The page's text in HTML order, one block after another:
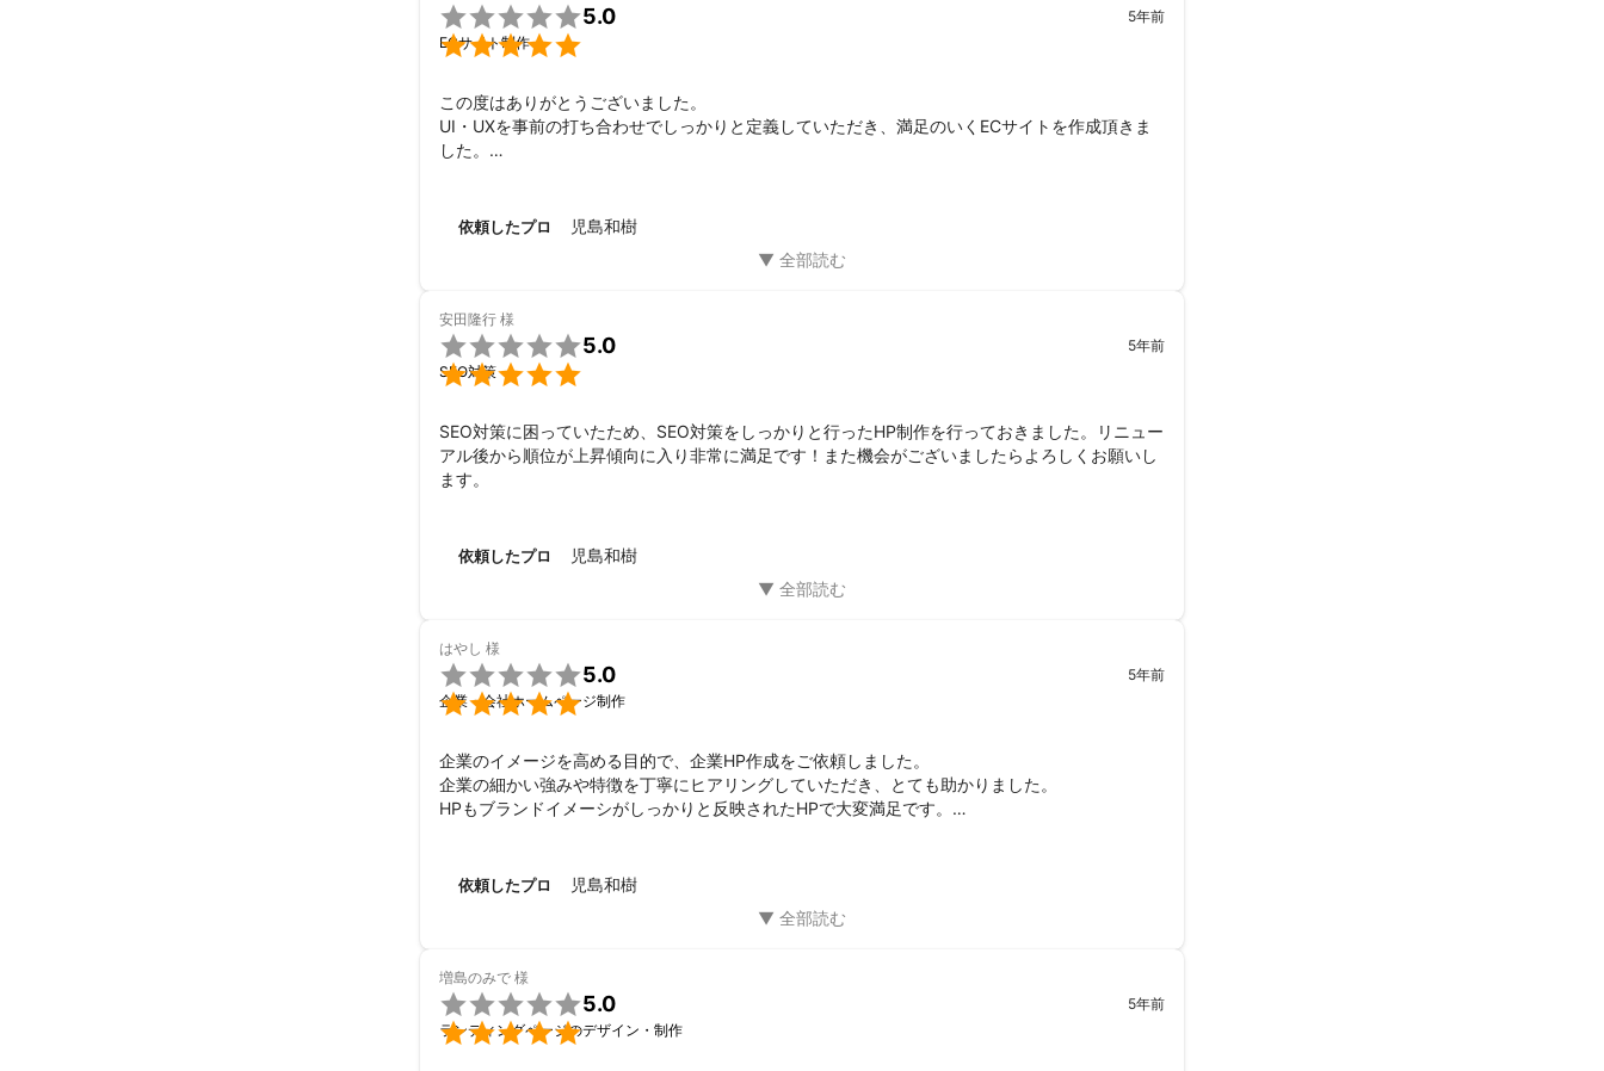
仮にSEOでの成果が出て、広告運用なども行っていきたいとなった場合、広告運用なども対応可能で
す。
クライアント様の望む結果が出せるよう、全力で取り組ませて頂きたいと思っておりますので、是非
ご返事頂けますと幸いでございます。
・スラック
・メッセンジャー
・電話
・メール
これまでの実績
・医院
・飲食店
・美容室
・不動産
アピールポイント
クライアント様の求めるような結果が出せるよう全力で取り組ませて頂きます。


5.0
ECサイト制作
5年前
この度はありがとうございました。
UI・UXを事前の打ち合わせでしっかりと定義していただき、満足のいくECサイトを作成頂きま
した。
依頼したプロ 児島和樹
安田隆行 様


5.0
SEO対策
5年前
SEO対策に困っていたため、SEO対策をしっかりと行ったHP制作を行っておきました。リニュー
アル後から順位が上昇傾向に入り非常に満足です！また機会がございましたらよろしくお願いし
ます。
依頼したプロ 児島和樹
はやし 様


5.0
企業・会社ホームページ制作
5年前
企業のイメージを高める目的で、企業HP作成をご依頼しました。
企業の細かい強みや特徴を丁寧にヒアリングしていただき、とても助かりました。
HPもブランドイメーシがしっかりと反映されたHPで大変満足です。
依頼したプロ 児島和樹
増島のみで 様


5.0
ランディングページのデザイン・制作
5年前